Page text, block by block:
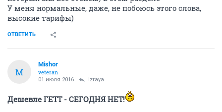
У меня нормальные, даже, не побоюсь этого слова,
высокие тарифы)
ОТВЕТИТЬ
M
Mishor
veteran
01 июля 2016 Izraya
Дешевле ГЕТТ - СЕГОДНЯ НЕТ!